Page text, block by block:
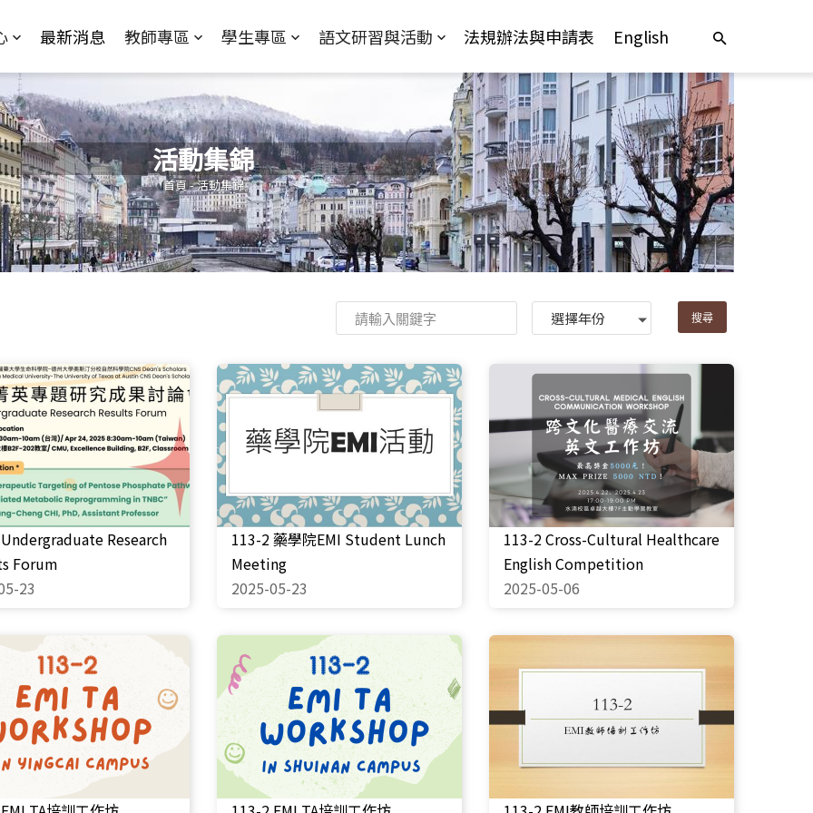
最新消息 教師專區 學生專區 語文研習與活動 法規辦法與申請表 English
活動集錦
您在這裡
首頁-活動集錦
Year
Research
Forum
23
113-2 藥學院EMI Student Lunch
Meeting
2025-05-23
113-2 Cross-Cultural Healthcare
English Competition
2025-05-06